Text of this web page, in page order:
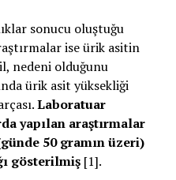
sonucu oluştuğu
ise ürik asitin
nedeni olduğunu
ürik asit yüksekliği
Laboratuar
yapılan araştırmalar
50 gramın üzeri)
gösterilmiş[1].